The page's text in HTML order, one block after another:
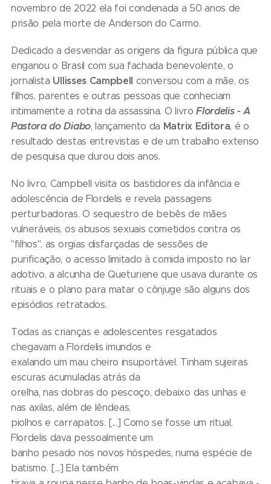
novembro de 2022 ela foi condenada a 50 anos de
prisão pela morte de Anderson do Carmo.
Dedicado a desvendar as origens da figura pública que
enganou o Brasil com sua fachada benevolente, o
jornalista Ullisses Campbell conversou com a mãe, os
filhos, parentes e outras pessoas que conheciam
intimamente a rotina da assassina. O livroFlordelis - A
Pastora do Diabo, lançamento da Matrix Editora, é o
resultado destas entrevistas e de um trabalho extenso
de pesquisa que durou dois anos.
No livro, Campbell visita os bastidores da infância e
adolescência de Flordelis e revela passagens
perturbadoras. O sequestro de bebês de mães
vulneráveis, os abusos sexuais cometidos contra os
"filhos", as orgias disfarçadas de sessões de
purificação, o acesso limitado à comida imposto no lar
adotivo, a alcunha de Queturiene que usava durante os
rituais e o plano para matar o cônjuge são alguns dos
episódios retratados.
Todas as crianças e adolescentes resgatados
chegavam a Flordelis imundos e
exalando um mau cheiro insuportável. Tinham sujeiras
escuras acumuladas atrás da
orelha, nas dobras do pescoço, debaixo das unhas e
nas axilas, além de lêndeas,
piolhos e carrapatos. [...] Como se fosse um ritual,
Flordelis dava pessoalmente um
banho pesado nos novos hóspedes, numa espécie de
batismo. [...] Ela também